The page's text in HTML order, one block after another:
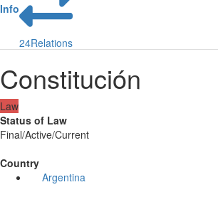
Info
24Relations
Constitución
Law
Status of Law
Final/Active/Current
Country
Argentina